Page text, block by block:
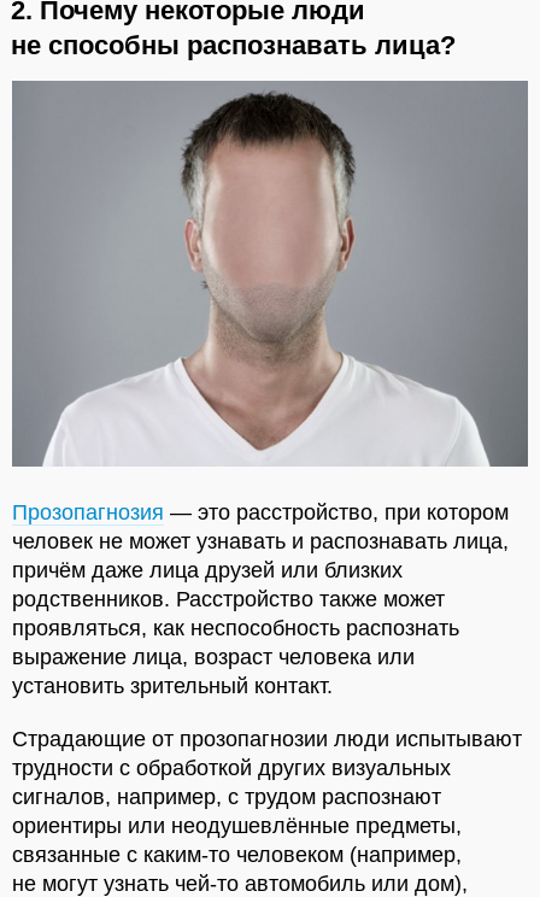
2. Почему некоторые люди
не способны распознавать лица?
Прозопагнозия — это расстройство, при котором
человек не может узнавать и распознавать лица,
причём даже лица друзей или близких
родственников. Расстройство также может
проявляться, как неспособность распознать
выражение лица, возраст человека или
установить зрительный контакт.
Страдающие от прозопагнозии люди испытывают
трудности с обработкой других визуальных
сигналов, например, с трудом распознают
ориентиры или неодушевлённые предметы,
связанные с каким-то человеком (например,
не могут узнать чей-то автомобиль или дом),